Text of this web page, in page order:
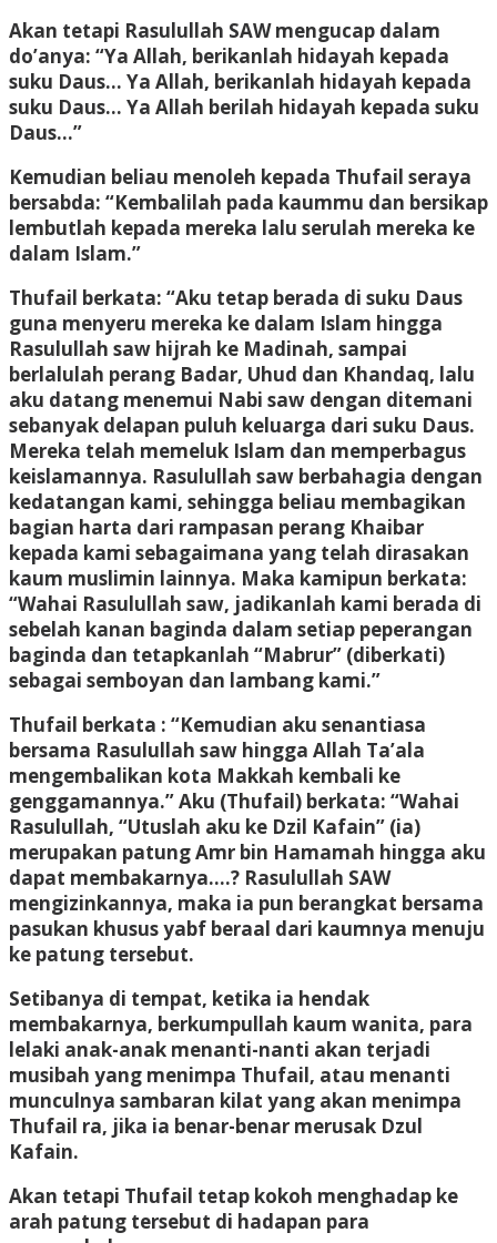
Akan tetapi Rasulullah SAW mengucap dalam
do’anya: “Ya Allah, berikanlah hidayah kepada
suku Daus… Ya Allah, berikanlah hidayah kepada
suku Daus… Ya Allah berilah hidayah kepada suku
Daus…”
Kemudian beliau menoleh kepada Thufail seraya
bersabda: “Kembalilah pada kaummu dan bersikap
lembutlah kepada mereka lalu serulah mereka ke
dalam Islam.”
Thufail berkata: “Aku tetap berada di suku Daus
guna menyeru mereka ke dalam Islam hingga
Rasulullah saw hijrah ke Madinah, sampai
berlalulah perang Badar, Uhud dan Khandaq, lalu
aku datang menemui Nabi saw dengan ditemani
sebanyak delapan puluh keluarga dari suku Daus.
Mereka telah memeluk Islam dan memperbagus
keislamannya. Rasulullah saw berbahagia dengan
kedatangan kami, sehingga beliau membagikan
bagian harta dari rampasan perang Khaibar
kepada kami sebagaimana yang telah dirasakan
kaum muslimin lainnya. Maka kamipun berkata:
“Wahai Rasulullah saw, jadikanlah kami berada di
sebelah kanan baginda dalam setiap peperangan
baginda dan tetapkanlah “Mabrur” (diberkati)
sebagai semboyan dan lambang kami.”
Thufail berkata : “Kemudian aku senantiasa
bersama Rasulullah saw hingga Allah Ta’ala
mengembalikan kota Makkah kembali ke
genggamannya.” Aku (Thufail) berkata: “Wahai
Rasulullah, “Utuslah aku ke Dzil Kafain” (ia)
merupakan patung Amr bin Hamamah hingga aku
dapat membakarnya….? Rasulullah SAW
mengizinkannya, maka ia pun berangkat bersama
pasukan khusus yabf beraal dari kaumnya menuju
ke patung tersebut.
Setibanya di tempat, ketika ia hendak
membakarnya, berkumpullah kaum wanita, para
lelaki anak-anak menanti-nanti akan terjadi
musibah yang menimpa Thufail, atau menanti
munculnya sambaran kilat yang akan menimpa
Thufail ra, jika ia benar-benar merusak Dzul
Kafain.
Akan tetapi Thufail tetap kokoh menghadap ke
arah patung tersebut di hadapan para